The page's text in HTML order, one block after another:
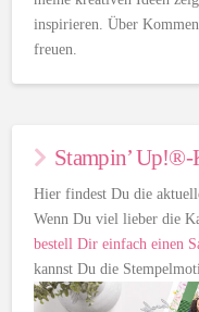
inspirieren. Über
freuen.
Stampin’ Up!®-
Hier findest Du die
Wenn Du viel lieber die
bestell Dir einfach einen
kannst Du die